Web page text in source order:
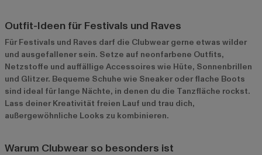
Outfit-Ideen für Festivals und Raves
Für Festivals und Raves darf die Clubwear gerne etwas wilder
und ausgefallener sein. Setze auf neonfarbene Outfits,
Netzstoffe und auffällige Accessoires wie Hüte, Sonnenbrillen
und Glitzer. Bequeme Schuhe wie Sneaker oder flache Boots
sind ideal für lange Nächte, in denen du die Tanzfläche rockst.
Lass deiner Kreativität freien Lauf und trau dich,
außergewöhnliche Looks zu kombinieren.
Warum Clubwear so besonders ist